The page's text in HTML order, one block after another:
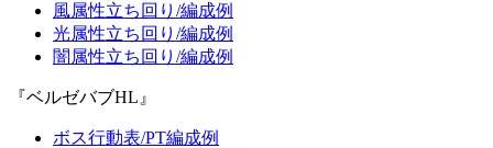
風属性立ち回り/編成例
光属性立ち回り/編成例
闇属性立ち回り/編成例
『ベルゼバブHL』
ボス行動表/PT編成例